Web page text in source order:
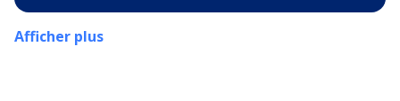
Afficher plus